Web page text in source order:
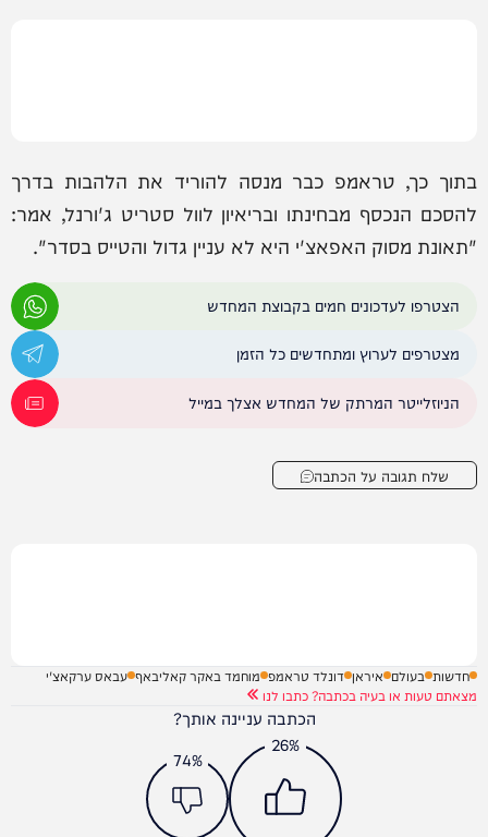
בתוך כך, טראמפ כבר מנסה להוריד את הלהבות בדרך
להסכם הנכסף מבחינתו ובריאיון לוול סטריט ג'ורנל, אמר:
"תאונת מסוק האפאצ'י היא לא עניין גדול והטייס בסדר‌‌".
הצטרפו לעדכונים חמים בקבוצת המחדש
מצטרפים לערוץ ומתחדשים כל הזמן
הניוזלייטר המרתק של המחדש אצלך במייל
שלח תגובה על הכתבה
חדשות בעולם איראן דונלד טראמפ מוחמד באקר קאליבאף עבאס ערקאצ'י
מצאתם טעות או בעיה בכתבה? כתבו לנו
הכתבה עניינה אותך?
26%
74%